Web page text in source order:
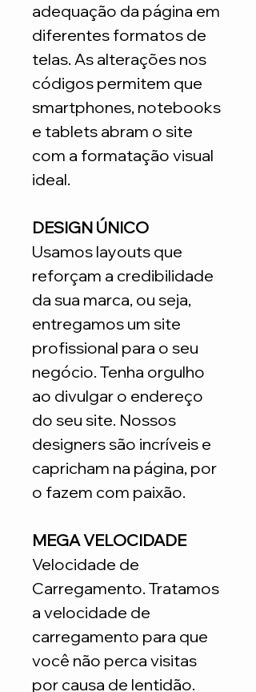
adequação da página em
diferentes formatos de
telas. As alterações nos
códigos permitem que
smartphones, notebooks
e tablets abram o site
com a formatação visual
ideal.
DESIGN ÚNICO
Usamos layouts que
reforçam a credibilidade
da sua marca, ou seja,
entregamos um site
profissional para o seu
negócio. Tenha orgulho
ao divulgar o endereço
do seu site. Nossos
designers são incríveis e
capricham na página, por
o fazem com paixão.
MEGA VELOCIDADE
Velocidade de
Carregamento. Tratamos
a velocidade de
carregamento para que
você não perca visitas
por causa de lentidão.